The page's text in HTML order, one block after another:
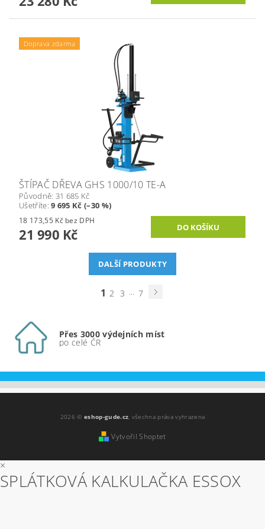
Doprava zdarma
ŠTÍPAČ DŘEVA GHS 1000/10 TE-A
Původně: 31 685 Kč
Ušetříte:9 695 Kč (–30 %)
18 173,55 Kč bez DPH
21 990 Kč
DALŠÍ PRODUKTY
1 2 3 ... 7
Přes 3000 výdejních míst
po celé ČR
2026 ©eshop-gude.cz, všechna práva vyhrazena
Vytvořil Shoptet
×
SPLÁTKOVÁ KALKULAČKA ESSOX